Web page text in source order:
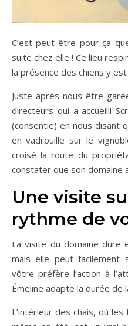
C’est peut-être pour ça
suite chez elle ! Ce lieu
la présence des chiens y
Juste après nous être
directeurs qui a accueilli
(consentie) en nous disant
en vadrouille sur le
croisé la route du
constater que son domaine
Une visite
rythme de
La visite du domaine dure
mais elle peut facilement
vôtre préfère l’action à
Émeline adapte la durée de
L’intérieur des chais, où